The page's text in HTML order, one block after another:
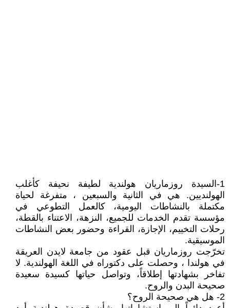
1-السيدة روزماريان هولندية لطيفة نحيفة كأغلب
الهولنديين. هي في الثانية والسبعين ، متفرغة لحياة
مكتملة بالنشاطات اليومية، كالعمل التطوعي في
مؤسسة تقدم الخدمات للجميع، النزهة، الاعتناء بالقطة،
رحلات التخييم، الإجازة، القراءة وحضور بعض النشاطات
الموسيقية.
تخرّجت روزماريان قبل عقود من جامعة لايدن العريقة
في هولندا ، وحصلت على دكتوراه في اللغة الهولندية. لا
تفاخر بشهادتها إطلاقاً، وتواصل حياتها كسيدة سعيدة
صحيحة البدن والروح.
2- هل هي صحيحة الروح؟